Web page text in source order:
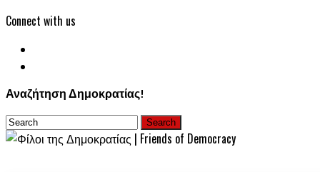
Connect with us
Αναζήτηση Δημοκρατίας!